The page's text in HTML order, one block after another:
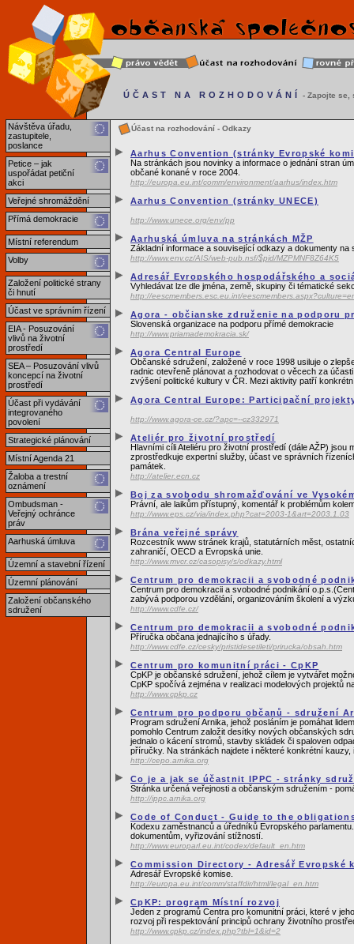
Návštěva úřadu,
zastupitele,
poslance
Petice – jak
uspořádat petiční
akci
Veřejné shromáždění
Přímá demokracie
Místní referendum
Volby
Založení politické strany
či hnutí
Účast ve správním řízení
EIA - Posuzování
vlivů na životní
prostředí
SEA – Posuzování vlivů
koncepcí na životní
prostředí
Účast při vydávání
integrovaného
povolení
Strategické plánování
Místní Agenda 21
Žaloba a trestní
oznámení
Ombudsman -
Veřejný ochránce
práv
Aarhuská úmluva
Územní a stavební řízení
Územní plánování
Založení občanského
sdružení
ÚČAST NA ROZHODOVÁNÍ - Zapojte se,
Účast na rozhodování - Odkazy
Aarhus Convention (stránky Evropské
Na stránkách jsou novinky a informace o jednání stran
občané konané v roce 2004.
http://europa.eu.int/comm/environment/aarhus/index.htm
Aarhus Convention (stránky UNECE)
http://www.unece.org/env/pp
Aarhuská úmluva na stránkách MŽP
Základní informace a související odkazy a dokumenty
http://www.env.cz/AIS/web-pub.nsf/$pid/MZPMNF8Z64K5
Adresář Evropského hospodářského a
Vyhledávat lze dle jména, země, skupiny či tématické
http://eescmembers.esc.eu.int/
Agora - občianske združenie na podporu
Slovenská organizace na podporu přímé demokracie
http://www.priamademokracia.sk/
Agora Central Europe
Občanské sdružení, založené v roce 1998 usiluje o
radnic otevřeně plánovat a rozhodovat o věcech za
zvýšení politické kultury v ČR. Mezi aktivity patří
Agora Central Europe: Participační
http://www.agora-ce.cz/?apc=--cz332971
Ateliér pro životní prostředí
Hlavními cíli Ateliéru pro životní prostředí (dále AŽP)
zprostředkuje expertní služby, účast ve správních
památek.
http://atelier.ecn.cz
Boj za svobodu shromažďování ve
Právní, ale laikům přístupný, komentář k problémům
http://www.eps.cz/via/index.php?cat=2003-1&art=2003.1.03
Brána veřejné správy
Rozcestník www stránek krajů, statutárních měst,
zahraničí, OECD a Evropská unie.
http://www.mvcr.cz/casopisy/s/odkazy.html
Centrum pro demokracii a svobodné
Centrum pro demokracii a svobodné podnikání
zabývá podporou vzdělání, organizováním školení a
http://www.cdfe.cz/
Centrum pro demokracii a svobodné
Příručka občana jednajícího s úřady.
http://www.cdfe.cz/cesky/pristidesetileti/prirucka/obsah.htm
Centrum pro komunitní práci - CpKP
CpKP je občanské sdružení, jehož cílem je vytvářet
CpKP spočívá zejména v realizaci modelových projektů
http://www.cpkp.cz
Centrum pro podporu občanů - sdružení
Program sdružení Arnika, jehož posláním je pomáhat
pomohlo Centrum založit desítky nových občanských
jednalo o kácení stromů, stavby skládek či spaloven
příručky. Na stránkách najdete i některé konkrétní
http://cepo.arnika.org
Co je a jak se účastnit IPPC - stránky
Stránka určená veřejnosti a občanským sdružením -
http://ippc.arnika.org
Code of Conduct - Guide to the
Kodexu zaměstnanců a úředníků Evropského
dokumentům, vyřizování stížností.
http://www.europarl.eu.int/codex/default_en.htm
Commission Directory - Adresář Evropské
Adresář Evropské komise.
http://europa.eu.int/comm/staffdir/html/legal_en.htm
CpKP: program Místní rozvoj
Jeden z programů Centra pro komunitní práci, které v
rozvoj při respektování principů ochrany životního
http://www.cpkp.cz/index.php?tbl=1&id=2